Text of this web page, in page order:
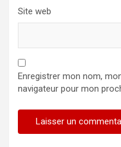
Site web
Enregistrer mon nom,
navigateur pour mon